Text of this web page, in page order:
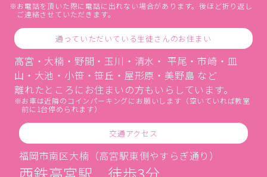
お電話を頂いた際に電話に出れない場合があります。後ほど折り返し
ご連絡させていただきます。
通っていただいている生徒さんのお住まい
高宮・大楠・野間・玉川・清水・ 平尾・市崎・皿
山・大池・小笹・笹丘・屋形原・美野島 など
離れたところにお住まいの方もいらしています。
お車は近隣のコインパーキングにお願いします（空いていれば教室
前に1台停められます）
交通アクセス
福岡市南区大楠（高宮駅東側やすらぎ通り）